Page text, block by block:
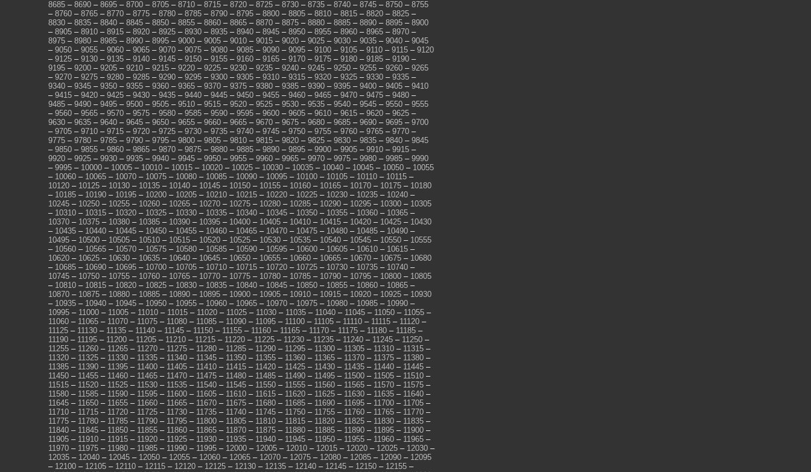
8685 – 8690 – 8695 – 8700 – 8705 – 8710 – 8715 – 8720 – 8725 – 8730 – 8735 – 8740 – 8745 – 8750 – 8755
– 8760 – 8765 – 8770 – 8775 – 8780 – 8785 – 8790 – 8795 – 8800 – 8805 – 8810 – 8815 – 8820 – 8825 –
8830 – 8835 – 8840 – 8845 – 8850 – 8855 – 8860 – 8865 – 8870 – 8875 – 8880 – 8885 – 8890 – 8895 – 8900
– 8905 – 8910 – 8915 – 8920 – 8925 – 8930 – 8935 – 8940 – 8945 – 8950 – 8955 – 8960 – 8965 – 8970 –
8975 – 8980 – 8985 – 8990 – 8995 – 9000 – 9005 – 9010 – 9015 – 9020 – 9025 – 9030 – 9035 – 9040 – 9045
– 9050 – 9055 – 9060 – 9065 – 9070 – 9075 – 9080 – 9085 – 9090 – 9095 – 9100 – 9105 – 9110 – 9115 – 9120
– 9125 – 9130 – 9135 – 9140 – 9145 – 9150 – 9155 – 9160 – 9165 – 9170 – 9175 – 9180 – 9185 – 9190 –
9195 – 9200 – 9205 – 9210 – 9215 – 9220 – 9225 – 9230 – 9235 – 9240 – 9245 – 9250 – 9255 – 9260 – 9265
– 9270 – 9275 – 9280 – 9285 – 9290 – 9295 – 9300 – 9305 – 9310 – 9315 – 9320 – 9325 – 9330 – 9335 –
9340 – 9345 – 9350 – 9355 – 9360 – 9365 – 9370 – 9375 – 9380 – 9385 – 9390 – 9395 – 9400 – 9405 – 9410
– 9415 – 9420 – 9425 – 9430 – 9435 – 9440 – 9445 – 9450 – 9455 – 9460 – 9465 – 9470 – 9475 – 9480 –
9485 – 9490 – 9495 – 9500 – 9505 – 9510 – 9515 – 9520 – 9525 – 9530 – 9535 – 9540 – 9545 – 9550 – 9555
– 9560 – 9565 – 9570 – 9575 – 9580 – 9585 – 9590 – 9595 – 9600 – 9605 – 9610 – 9615 – 9620 – 9625 –
9630 – 9635 – 9640 – 9645 – 9650 – 9655 – 9660 – 9665 – 9670 – 9675 – 9680 – 9685 – 9690 – 9695 – 9700
– 9705 – 9710 – 9715 – 9720 – 9725 – 9730 – 9735 – 9740 – 9745 – 9750 – 9755 – 9760 – 9765 – 9770 –
9775 – 9780 – 9785 – 9790 – 9795 – 9800 – 9805 – 9810 – 9815 – 9820 – 9825 – 9830 – 9835 – 9840 – 9845
– 9850 – 9855 – 9860 – 9865 – 9870 – 9875 – 9880 – 9885 – 9890 – 9895 – 9900 – 9905 – 9910 – 9915 –
9920 – 9925 – 9930 – 9935 – 9940 – 9945 – 9950 – 9955 – 9960 – 9965 – 9970 – 9975 – 9980 – 9985 – 9990
– 9995 – 10000 – 10005 – 10010 – 10015 – 10020 – 10025 – 10030 – 10035 – 10040 – 10045 – 10050 – 10055
– 10060 – 10065 – 10070 – 10075 – 10080 – 10085 – 10090 – 10095 – 10100 – 10105 – 10110 – 10115 –
10120 – 10125 – 10130 – 10135 – 10140 – 10145 – 10150 – 10155 – 10160 – 10165 – 10170 – 10175 – 10180
– 10185 – 10190 – 10195 – 10200 – 10205 – 10210 – 10215 – 10220 – 10225 – 10230 – 10235 – 10240 –
10245 – 10250 – 10255 – 10260 – 10265 – 10270 – 10275 – 10280 – 10285 – 10290 – 10295 – 10300 – 10305
– 10310 – 10315 – 10320 – 10325 – 10330 – 10335 – 10340 – 10345 – 10350 – 10355 – 10360 – 10365 –
10370 – 10375 – 10380 – 10385 – 10390 – 10395 – 10400 – 10405 – 10410 – 10415 – 10420 – 10425 – 10430
– 10435 – 10440 – 10445 – 10450 – 10455 – 10460 – 10465 – 10470 – 10475 – 10480 – 10485 – 10490 –
10495 – 10500 – 10505 – 10510 – 10515 – 10520 – 10525 – 10530 – 10535 – 10540 – 10545 – 10550 – 10555
– 10560 – 10565 – 10570 – 10575 – 10580 – 10585 – 10590 – 10595 – 10600 – 10605 – 10610 – 10615 –
10620 – 10625 – 10630 – 10635 – 10640 – 10645 – 10650 – 10655 – 10660 – 10665 – 10670 – 10675 – 10680
– 10685 – 10690 – 10695 – 10700 – 10705 – 10710 – 10715 – 10720 – 10725 – 10730 – 10735 – 10740 –
10745 – 10750 – 10755 – 10760 – 10765 – 10770 – 10775 – 10780 – 10785 – 10790 – 10795 – 10800 – 10805
– 10810 – 10815 – 10820 – 10825 – 10830 – 10835 – 10840 – 10845 – 10850 – 10855 – 10860 – 10865 –
10870 – 10875 – 10880 – 10885 – 10890 – 10895 – 10900 – 10905 – 10910 – 10915 – 10920 – 10925 – 10930
– 10935 – 10940 – 10945 – 10950 – 10955 – 10960 – 10965 – 10970 – 10975 – 10980 – 10985 – 10990 –
10995 – 11000 – 11005 – 11010 – 11015 – 11020 – 11025 – 11030 – 11035 – 11040 – 11045 – 11050 – 11055 –
11060 – 11065 – 11070 – 11075 – 11080 – 11085 – 11090 – 11095 – 11100 – 11105 – 11110 – 11115 – 11120 –
11125 – 11130 – 11135 – 11140 – 11145 – 11150 – 11155 – 11160 – 11165 – 11170 – 11175 – 11180 – 11185 –
11190 – 11195 – 11200 – 11205 – 11210 – 11215 – 11220 – 11225 – 11230 – 11235 – 11240 – 11245 – 11250 –
11255 – 11260 – 11265 – 11270 – 11275 – 11280 – 11285 – 11290 – 11295 – 11300 – 11305 – 11310 – 11315 –
11320 – 11325 – 11330 – 11335 – 11340 – 11345 – 11350 – 11355 – 11360 – 11365 – 11370 – 11375 – 11380 –
11385 – 11390 – 11395 – 11400 – 11405 – 11410 – 11415 – 11420 – 11425 – 11430 – 11435 – 11440 – 11445 –
11450 – 11455 – 11460 – 11465 – 11470 – 11475 – 11480 – 11485 – 11490 – 11495 – 11500 – 11505 – 11510 –
11515 – 11520 – 11525 – 11530 – 11535 – 11540 – 11545 – 11550 – 11555 – 11560 – 11565 – 11570 – 11575 –
11580 – 11585 – 11590 – 11595 – 11600 – 11605 – 11610 – 11615 – 11620 – 11625 – 11630 – 11635 – 11640 –
11645 – 11650 – 11655 – 11660 – 11665 – 11670 – 11675 – 11680 – 11685 – 11690 – 11695 – 11700 – 11705 –
11710 – 11715 – 11720 – 11725 – 11730 – 11735 – 11740 – 11745 – 11750 – 11755 – 11760 – 11765 – 11770 –
11775 – 11780 – 11785 – 11790 – 11795 – 11800 – 11805 – 11810 – 11815 – 11820 – 11825 – 11830 – 11835 –
11840 – 11845 – 11850 – 11855 – 11860 – 11865 – 11870 – 11875 – 11880 – 11885 – 11890 – 11895 – 11900 –
11905 – 11910 – 11915 – 11920 – 11925 – 11930 – 11935 – 11940 – 11945 – 11950 – 11955 – 11960 – 11965 –
11970 – 11975 – 11980 – 11985 – 11990 – 11995 – 12000 – 12005 – 12010 – 12015 – 12020 – 12025 – 12030 –
12035 – 12040 – 12045 – 12050 – 12055 – 12060 – 12065 – 12070 – 12075 – 12080 – 12085 – 12090 – 12095
– 12100 – 12105 – 12110 – 12115 – 12120 – 12125 – 12130 – 12135 – 12140 – 12145 – 12150 – 12155 –